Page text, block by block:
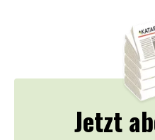
Jetzt